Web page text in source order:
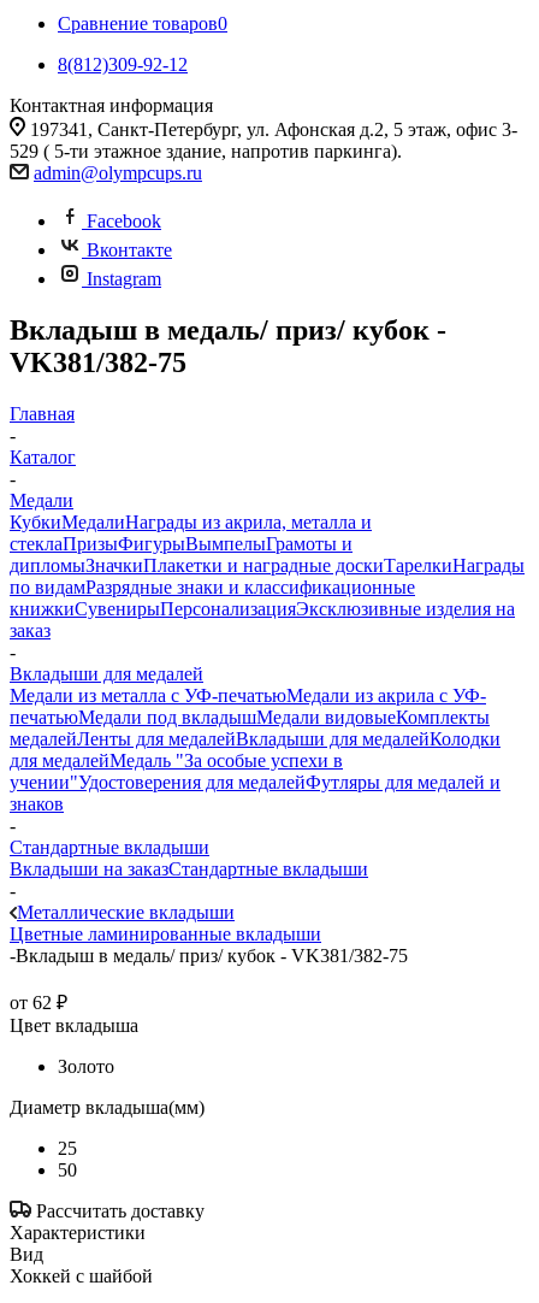
Сравнение товаров0
8(812)309-92-12
Контактная информация
197341, Санкт-Петербург, ул. Афонская д.2, 5 этаж, офис 3-
529 ( 5-ти этажное здание, напротив паркинга).
admin@olympcups.ru
Facebook
Вконтакте
Instagram
Вкладыш в медаль/ приз/ кубок -
VK381/382-75
Главная
-
Каталог
-
Медали
КубкиМедалиНаграды из акрила, металла и
стеклаПризыФигурыВымпелыГрамоты и
дипломыЗначкиПлакетки и наградные доскиТарелкиНаграды
по видамРазрядные знаки и классификационные
книжкиСувенирыПерсонализацияЭксклюзивные изделия на
заказ
-
Вкладыши для медалей
Медали из металла с УФ-печатьюМедали из акрила с УФ-
печатьюМедали под вкладышМедали видовыеКомплекты
медалейЛенты для медалейВкладыши для медалейКолодки
для медалейМедаль "За особые успехи в
учении"Удостоверения для медалейФутляры для медалей и
знаков
-
Стандартные вкладыши
Вкладыши на заказСтандартные вкладыши
-
Металлические вкладыши
Цветные ламинированные вкладыши
-Вкладыш в медаль/ приз/ кубок - VK381/382-75
от 62 ₽
Цвет вкладыша
Золото
Диаметр вкладыша(мм)
25
50
Рассчитать доставку
Характеристики
Вид
Хоккей с шайбой